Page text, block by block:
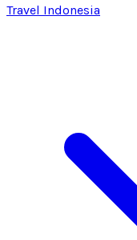
Travel Indonesia